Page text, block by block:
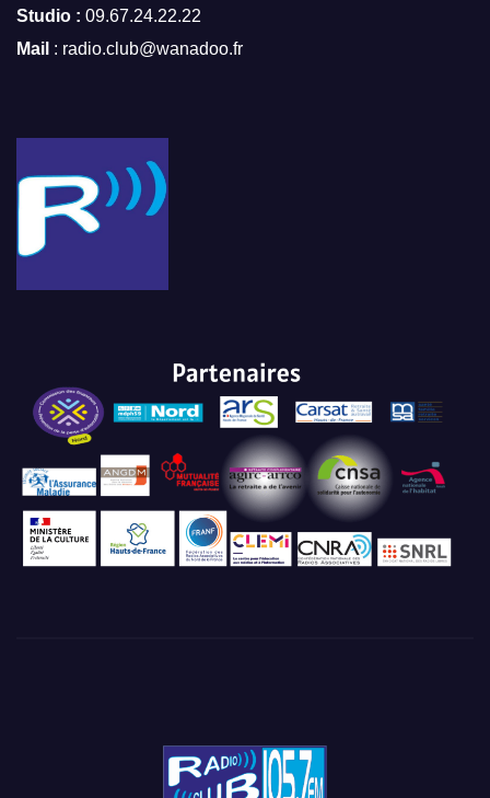
Studio : 09.67.24.22.22
Mail : radio.club@wanadoo.fr